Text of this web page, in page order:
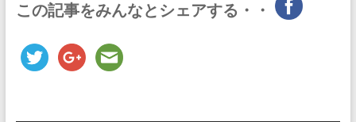
この記事をみんなとシェアする・・